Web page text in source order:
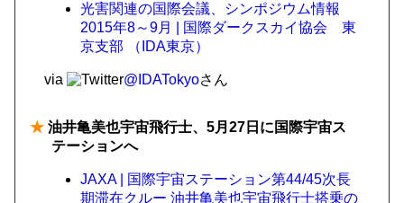
光害関連の国際会議、シンポジウム情報
2015年8～9月 | 国際ダークスカイ協会 東
京支部 （IDA東京）
via @IDATokyoさん
★ 油井亀美也宇宙飛行士、5月27日に国際宇宙ス
テーションへ
JAXA | 国際宇宙ステーション第44/45次長
期滞在クルー 油井亀美也宇宙飛行士搭乗の